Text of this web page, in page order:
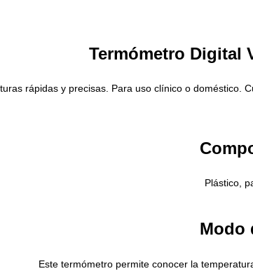
Termómetro Digital
rápidas y precisas. Para uso clínico o doméstico.
Plástico,
Modo
Este termómetro permite conocer la